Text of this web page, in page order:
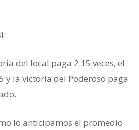
del local paga 2.15 veces, el
y la victoria del Poderoso paga
lo anticipamos el promedio